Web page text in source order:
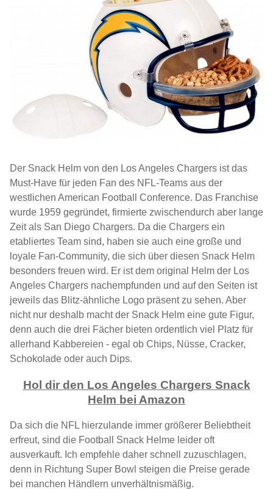
Der Snack Helm von den Los Angeles Chargers ist das
Must-Have für jeden Fan des NFL-Teams aus der
westlichen American Football Conference. Das Franchise
wurde 1959 gegründet, firmierte zwischendurch aber lange
Zeit als San Diego Chargers. Da die Chargers ein
etabliertes Team sind, haben sie auch eine große und
loyale Fan-Community, die sich über diesen Snack Helm
besonders freuen wird. Er ist dem original Helm der Los
Angeles Chargers nachempfunden und auf den Seiten ist
jeweils das Blitz-ähnliche Logo präsent zu sehen. Aber
nicht nur deshalb macht der Snack Helm eine gute Figur,
denn auch die drei Fächer bieten ordentlich viel Platz für
allerhand Kabbereien - egal ob Chips, Nüsse, Cracker,
Schokolade oder auch Dips.
Hol dir den Los Angeles Chargers Snack
Helm bei Amazon
Da sich die NFL hierzulande immer größerer Beliebtheit
erfreut, sind die Football Snack Helme leider oft
ausverkauft. Ich empfehle daher schnell zuzuschlagen,
denn in Richtung Super Bowl steigen die Preise gerade
bei manchen Händlern unverhältnismäßig.